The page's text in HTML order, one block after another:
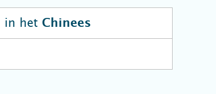
in het Chinees